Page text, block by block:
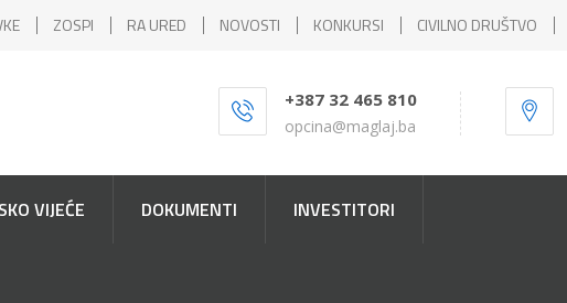
ZOSPI RA URED NOVOSTI KONKURSI CIVILNO DRUŠTVO
+387 32 465 810
opcina@maglaj.ba
VIJEĆE DOKUMENTI INVESTITORI